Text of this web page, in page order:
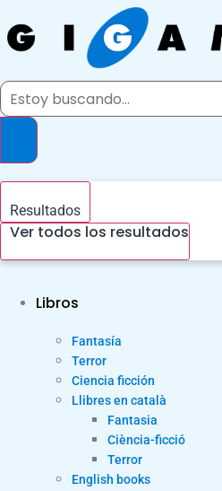
al
contenido
Search
Resultados
Ver todos los resultados
Libros
Fantasía
Terror
Ciencia ficción
Llibres en català
Fantasia
Ciència-ficció
Terror
English books